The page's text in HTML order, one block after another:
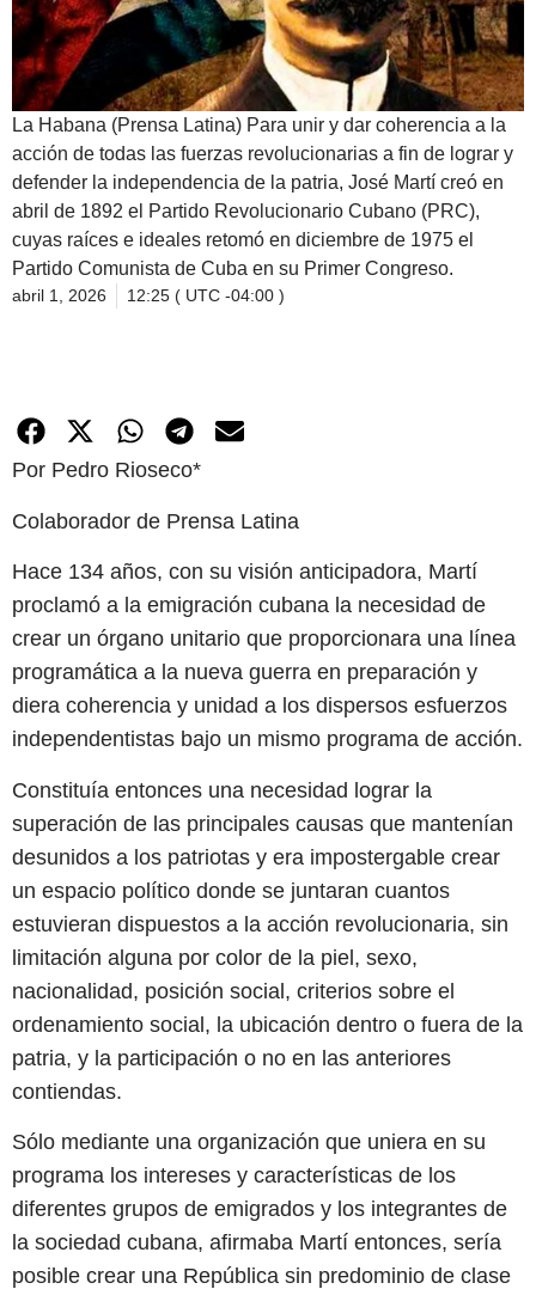
La Habana (Prensa Latina) Para unir y dar coherencia a la
acción de todas las fuerzas revolucionarias a fin de lograr y
defender la independencia de la patria, José Martí creó en
abril de 1892 el Partido Revolucionario Cubano (PRC),
cuyas raíces e ideales retomó en diciembre de 1975 el
Partido Comunista de Cuba en su Primer Congreso.
abril 1, 2026 12:25 ( UTC -04:00 )
Por Pedro Rioseco*
Colaborador de Prensa Latina
Hace 134 años, con su visión anticipadora, Martí
proclamó a la emigración cubana la necesidad de
crear un órgano unitario que proporcionara una línea
programática a la nueva guerra en preparación y
diera coherencia y unidad a los dispersos esfuerzos
independentistas bajo un mismo programa de acción.
Constituía entonces una necesidad lograr la
superación de las principales causas que mantenían
desunidos a los patriotas y era impostergable crear
un espacio político donde se juntaran cuantos
estuvieran dispuestos a la acción revolucionaria, sin
limitación alguna por color de la piel, sexo,
nacionalidad, posición social, criterios sobre el
ordenamiento social, la ubicación dentro o fuera de la
patria, y la participación o no en las anteriores
contiendas.
Sólo mediante una organización que uniera en su
programa los intereses y características de los
diferentes grupos de emigrados y los integrantes de
la sociedad cubana, afirmaba Martí entonces, sería
posible crear una República sin predominio de clase